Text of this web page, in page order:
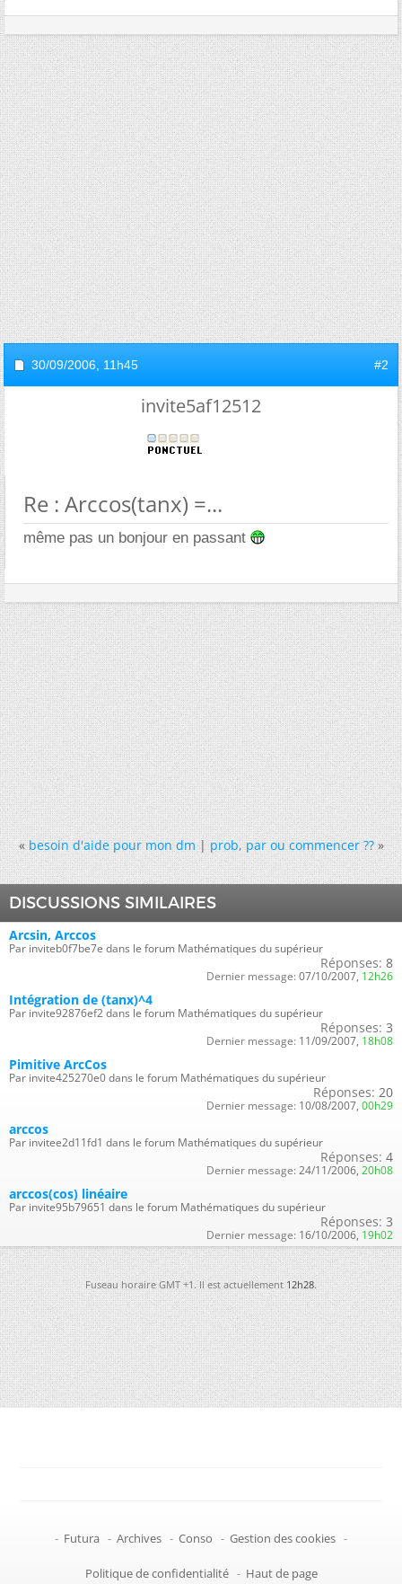
30/09/2006, 11h45 #2
invite5af12512
Re : Arccos(tanx) =...
même pas un bonjour en passant
« besoin d'aide pour mon dm|prob, par ou commencer ?? »
DISCUSSIONS SIMILAIRES
Arcsin, Arccos
Par inviteb0f7be7e dans le forum Mathématiques du supérieur
Réponses: 8
Dernier message: 07/10/2007, 12h26
Intégration de (tanx)^4
Par invite92876ef2 dans le forum Mathématiques du supérieur
Réponses: 3
Dernier message: 11/09/2007, 18h08
Pimitive ArcCos
Par invite425270e0 dans le forum Mathématiques du supérieur
Réponses: 20
Dernier message: 10/08/2007, 00h29
arccos
Par invitee2d11fd1 dans le forum Mathématiques du supérieur
Réponses: 4
Dernier message: 24/11/2006, 20h08
arccos(cos) linéaire
Par invite95b79651 dans le forum Mathématiques du supérieur
Réponses: 3
Dernier message: 16/10/2006, 19h02
Fuseau horaire GMT +1. Il est actuellement12h28.
- Futura - Archives - Conso - Gestion des cookies -
Politique de confidentialité - Haut de page